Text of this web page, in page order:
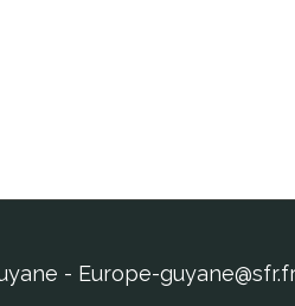
- Europe-